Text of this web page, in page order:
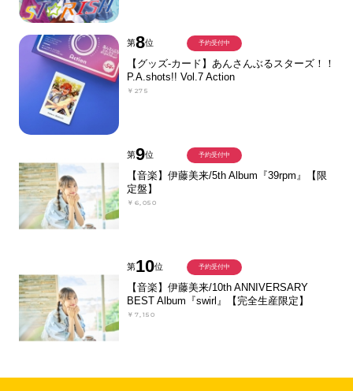
第8位
【グッズ-カード】あんさんぶるスターズ！！
P.A.shots!! Vol.7 Action
￥275
予約受付中
第9位
【音楽】伊藤美来/5th Album『39rpm』【限
定盤】
￥6,050
予約受付中
第10位
【音楽】伊藤美来/10th ANNIVERSARY
BEST Album『swirl』【完全生産限定】
￥7,150
予約受付中